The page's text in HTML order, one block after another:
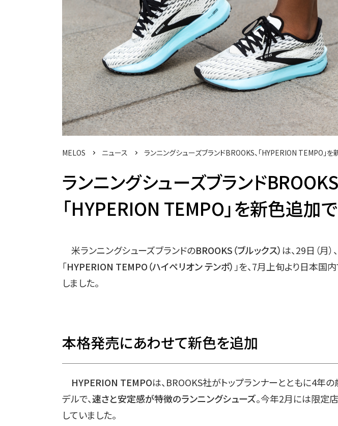
MELOS ニュース ランニングシューズブランドBROOKS、「HYPERION TEMPO」
ランニングシューズブランドBROOKS
「HYPERION TEMPO」を新色追加
米ランニングシューズブランドのBROOKS（ブルックス） は、29日（月
「HYPERION TEMPO（ハイペリオン テンポ） 」を、7月上旬より日本国
しました。
本格発売にあわせて新色を追加
HYPERION TEMPOは、BROOKS社がトップランナーとともに4年
デルで、速さと安定感が特徴のランニングシューズ。今年2月には限定
していました。